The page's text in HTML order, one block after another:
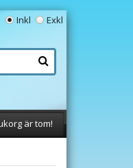
Inkl Exkl
är tom!